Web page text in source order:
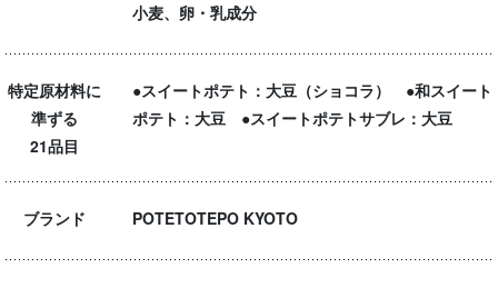
小麦、卵・乳成分
特定原材料に
準ずる
21品目
●スイートポテト：大豆（ショコラ） ●和スイート
ポテト：大豆 ●スイートポテトサブレ：大豆
ブランド POTETOTEPO KYOTO